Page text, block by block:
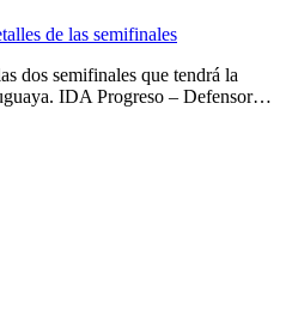
dos semifinales que tendrá la
IDA Progreso – Defensor…